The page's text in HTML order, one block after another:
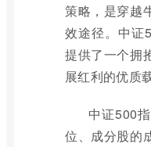
策略，是穿越
效途径。中证
提供了一个拥
展红利的优质载
中证500
位、成分股的